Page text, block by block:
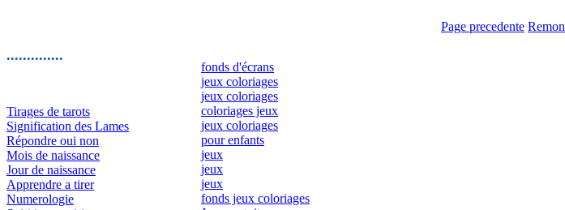
Page precedente
..............
Tirages de tarots
Signification des Lames
Répondre oui non
Mois de naissance
Jour de naissance
Apprendre a tirer
Numerologie
fonds d'écrans
jeux coloriages
jeux coloriages
coloriages jeux
jeux coloriages
pour enfants
jeux
jeux
jeux
fonds jeux coloriages